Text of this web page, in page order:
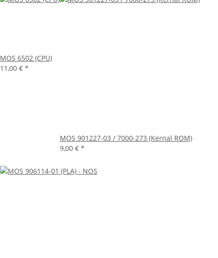
MOS 6502 (CPU)
11,00 € *
MOS 901227-03 / 7000-273 (Kernal ROM)
9,00 € *